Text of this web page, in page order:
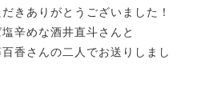
きありがとうございました！
辛めな酒井直斗さんと
香さんの二人でお送りしまし